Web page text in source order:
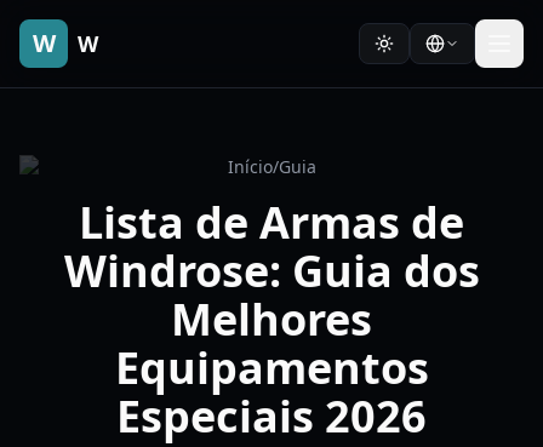
W W
Início/Guia
Lista de Armas de
Windrose: Guia dos
Melhores
Equipamentos
Especiais 2026